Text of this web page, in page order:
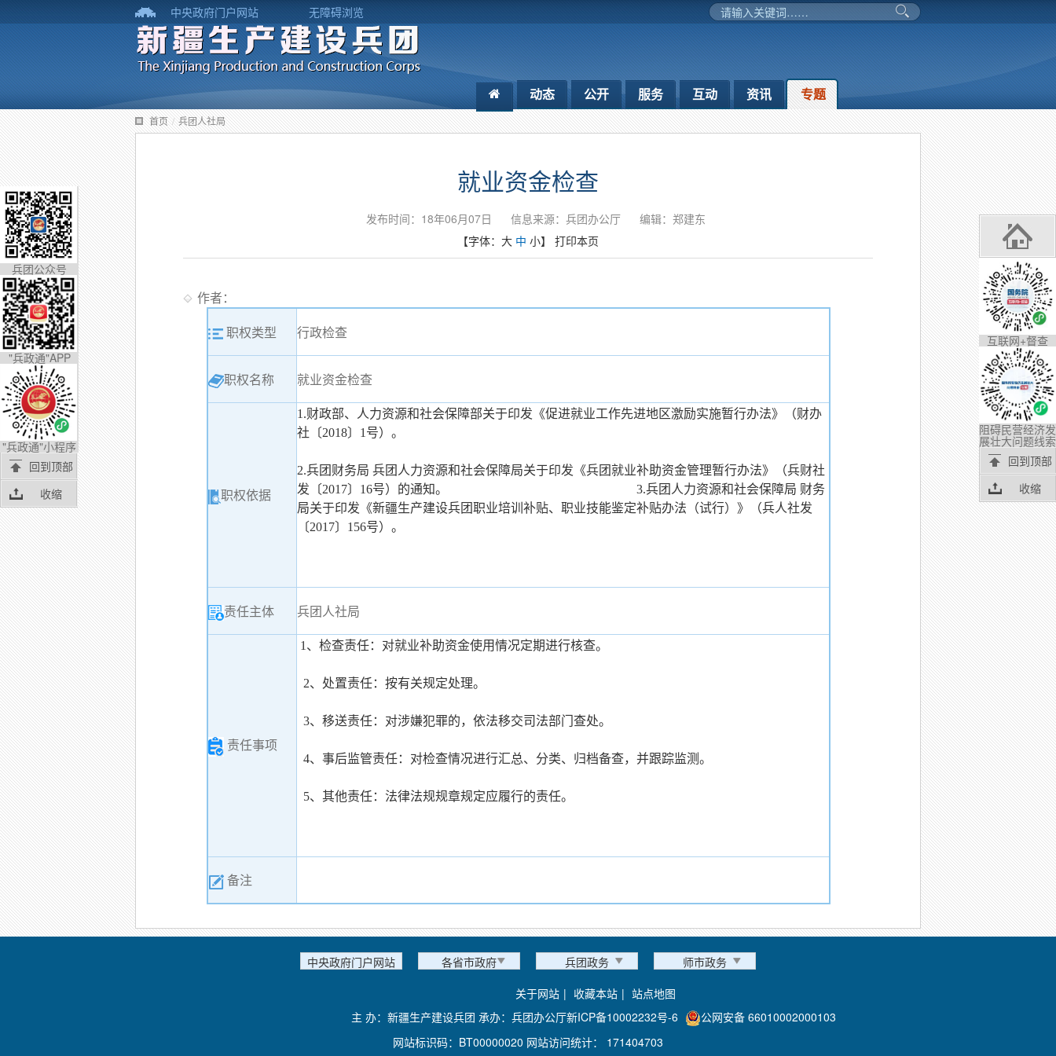
中央政府门户网站 无障碍浏览
动态 公开 服务 互动 资讯 专题
首页 / 兵团人社局
就业资金检查
发布时间：18年06月07日 信息来源：兵团办公厅
编辑：郑建东
【字体： 大 中 小】 打印本页
作者：
职权类型 行政检查
职权名称 就业资金检查
职权依据
1.财政部、人力资源和社会保障部关于印发《促进就业工作先进地区激励实施暂行办法》（财办
社〔2018〕1号）。
2.兵团财务局 兵团人力资源和社会保障局关于印发《兵团就业补助资金管理暂行办法》（兵财社
发〔2017〕16号）的通知。 3.兵团人力资源和社会保障局 财务
局关于印发《新疆生产建设兵团职业培训补贴、职业技能鉴定补贴办法（试行）》（兵人社发
〔2017〕156号）。
责任主体 兵团人社局
责任事项
1、检查责任：对就业补助资金使用情况定期进行核查。
2、处置责任：按有关规定处理。
3、移送责任：对涉嫌犯罪的，依法移交司法部门查处。
4、事后监管责任：对检查情况进行汇总、分类、归档备查，并跟踪监测。
5、其他责任：法律法规规章规定应履行的责任。
备注
中央政府门户网站 各省市政府 兵团政务
师市政务
关于网站 | 收藏本站 | 站点地图
主 办：新疆生产建设兵团 承办：兵团办公厅新ICP备10002232号-6
公网安备 66010002000103
网站标识码：BT00000020 网站访问统计： 171404703
互联网+督查
阻碍民营经济发
展壮大问题线索
回到顶部
收缩
兵团公众号
"兵政通"APP
"兵政通"小程序
回到顶部
收缩